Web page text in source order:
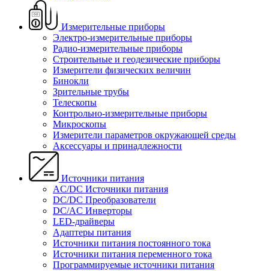
Измерительные приборы
Электро-измерительные приборы
Радио-измерительные приборы
Строительные и геодезические приборы
Измерители физических величин
Бинокли
Зрительные трубы
Телескопы
Контрольно-измерительные приборы
Микроскопы
Измерители параметров окружающей среды
Аксессуары и принадлежности
Источники питания
AC/DC Источники питания
DC/DC Преобразователи
DC/AC Инверторы
LED-драйверы
Адаптеры питания
Источники питания постоянного тока
Источники питания переменного тока
Программируемые источники питания